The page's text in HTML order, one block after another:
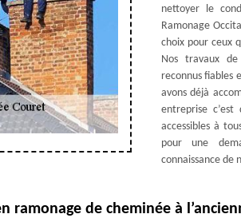
nettoyer le
Ramonage
choix pour ceux
Nos travaux
reconnus fiables
avons déjà
entreprise
accessibles à
pour une
connaissance de
ramonage de cheminée à